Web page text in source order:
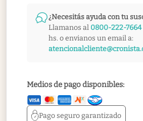
¿Necesitás ayuda con tu
Llamanos al 0800-222-7664
hs. o envianos un email a:
Medios de pago disponibles:
Pago segurogarantizado